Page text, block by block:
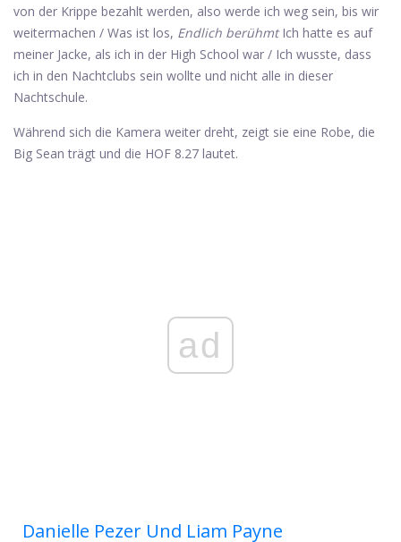
von der Krippe bezahlt werden, also werde ich weg sein, bis wir
weitermachen / Was ist los, Endlich berühmtIch hatte es auf
meiner Jacke, als ich in der High School war / Ich wusste, dass
ich in den Nachtclubs sein wollte und nicht alle in dieser
Nachtschule.
Während sich die Kamera weiter dreht, zeigt sie eine Robe, die
Big Sean trägt und die HOF 8.27 lautet.
ad
Danielle Pezer Und Liam Payne